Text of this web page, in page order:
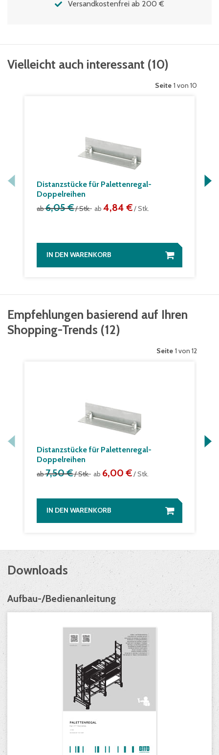
Versandkostenfrei ab 200 €
Vielleicht auch interessant (10)
Seite 1 von 10
Distanzstücke für Palettenregal-
Doppelreihen
ab6,05 €/ Stk. ab 4,84 €/ Stk.
IN DEN WARENKORB
Empfehlungen basierend auf Ihren
Shopping-Trends (12)
Seite 1 von 12
Distanzstücke für Palettenregal-
Doppelreihen
ab7,50 €/ Stk. ab 6,00 €/ Stk.
IN DEN WARENKORB
Downloads
Aufbau-/Bedienanleitung